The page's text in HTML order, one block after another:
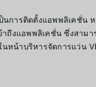
การติดตั้งแอพพลิเคชั่น ห
ถึงแอพพลิเคชั่น ซึ่งสาม
นหน้าบริหารจัดการแว่น